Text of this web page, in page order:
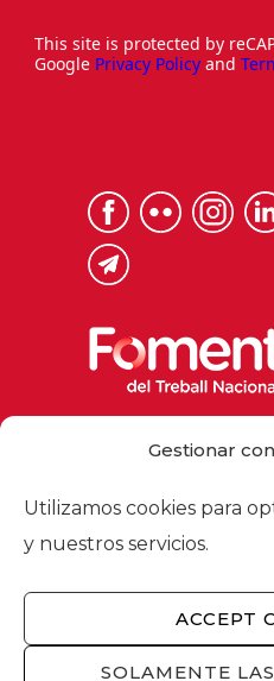
Gestionar
Utilizamos cookies para
y nuestros servicios.
ACCEPT
SOLAMENTE
This site is protected by
Google Privacy Policy and
foment@foment.com
© 2026 - Foment